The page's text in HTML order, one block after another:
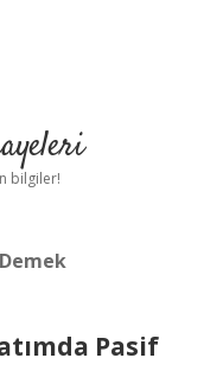
bilgiler!
Pasif